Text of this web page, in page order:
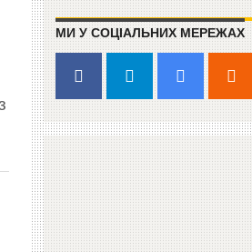
МИ У СОЦІАЛЬНИХ МЕРЕЖАХ